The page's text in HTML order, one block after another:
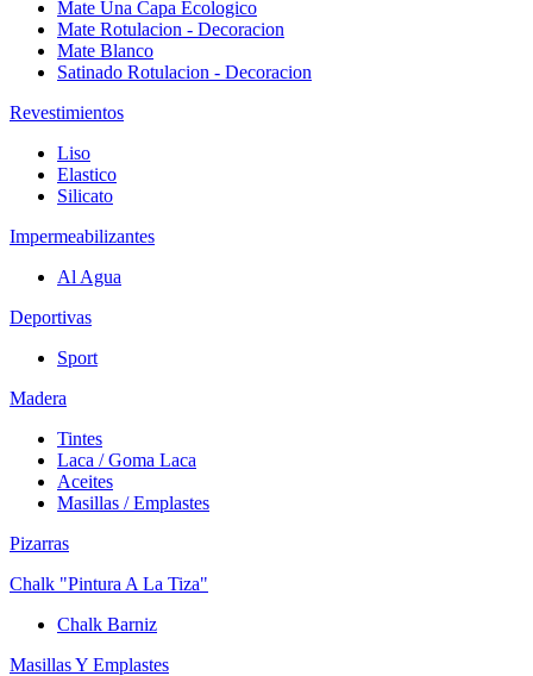
Mate Una Capa Ecologico
Mate Rotulacion - Decoracion
Mate Blanco
Satinado Rotulacion - Decoracion
Revestimientos
Liso
Elastico
Silicato
Impermeabilizantes
Al Agua
Deportivas
Sport
Madera
Tintes
Laca / Goma Laca
Aceites
Masillas / Emplastes
Pizarras
Chalk "Pintura A La Tiza"
Chalk Barniz
Masillas Y Emplastes